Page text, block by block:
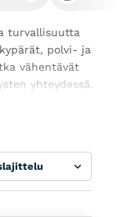
turvallisuutta
polvi- ja
vähentävät
yhteydessä.